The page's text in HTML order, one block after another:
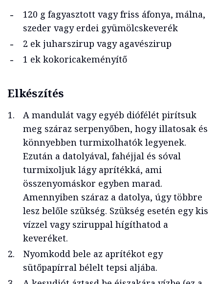
120 g fagyasztott vagy friss áfonya, málna,
szeder vagy erdei gyümölcskeverék
2 ek juharszirup vagy agavészirup
1 ek kokoricakeményítő
Elkészítés
A mandulát vagy egyéb diófélét pirítsuk
meg száraz serpenyőben, hogy illatosak és
könnyebben turmixolhatók legyenek.
Ezután a datolyával, fahéjjal és sóval
turmixoljuk lágy aprítékká, ami
összenyomáskor egyben marad.
Amennyiben száraz a datolya, úgy többre
lesz belőle szükség. Szükség esetén egy kis
vízzel vagy sziruppal hígíthatod a
keveréket.
Nyomkodd bele az aprítékot egy
sütőpapírral bélelt tepsi aljába.